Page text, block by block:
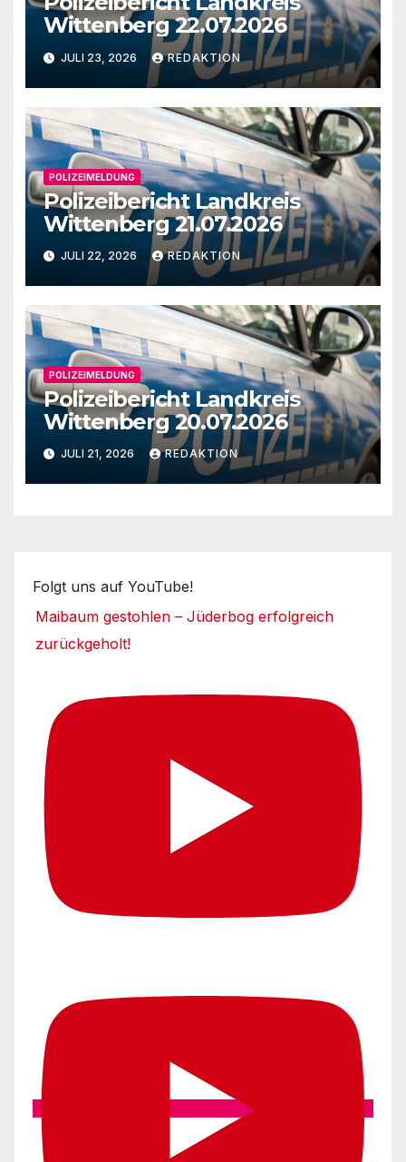
Wittenberg 22.07.2026
JULI 23, 2026 REDAKTION
POLIZEIMELDUNG
Polizeibericht Landkreis
Wittenberg 21.07.2026
JULI 22, 2026 REDAKTION
POLIZEIMELDUNG
Polizeibericht Landkreis
Wittenberg 20.07.2026
JULI 21, 2026 REDAKTION
Folgt uns auf YouTube!
Maibaum gestohlen – Jüderbog erfolgreich
zurückgeholt!